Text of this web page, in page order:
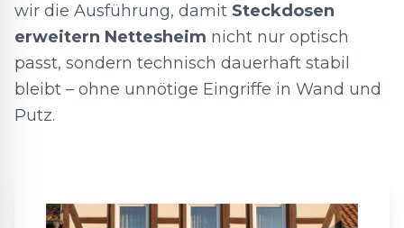
wir die Ausführung, damit Steckdosen
erweitern Nettesheim nicht nur optisch
passt, sondern technisch dauerhaft stabil
bleibt – ohne unnötige Eingriffe in Wand und
Putz.